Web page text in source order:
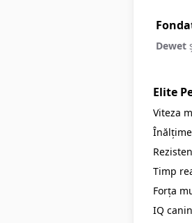
Dewet
Elite
Viteza
Timp
Forța
IQ